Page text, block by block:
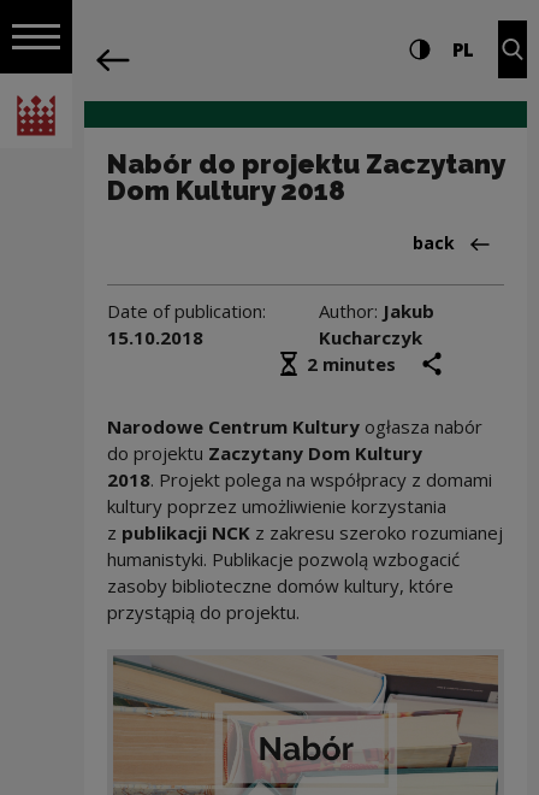
Open navigation
National Centre for Culture Poland
Navigation Settings and search
High contrast
PL
Nabór do projektu Zaczytany
Dom Kultury 2018
Back
back
Date of publication:
15.10.2018
Author: Jakub
Kucharczyk
Średni czas czytania
2 minutes
Narodowe Centrum Kulturyogłasza nabór
do projektu Zaczytany Dom Kultury
2018. Projekt polega na współpracy z domami
kultury poprzez umożliwienie korzystania
z publikacji NCKz zakresu szeroko rozumianej
humanistyki. Publikacje pozwolą wzbogacić
zasoby biblioteczne domów kultury, które
przystąpią do projektu.